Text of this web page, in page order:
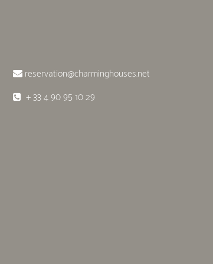
reservation@charminghouses.net
+ 33 4 90 95 10 29